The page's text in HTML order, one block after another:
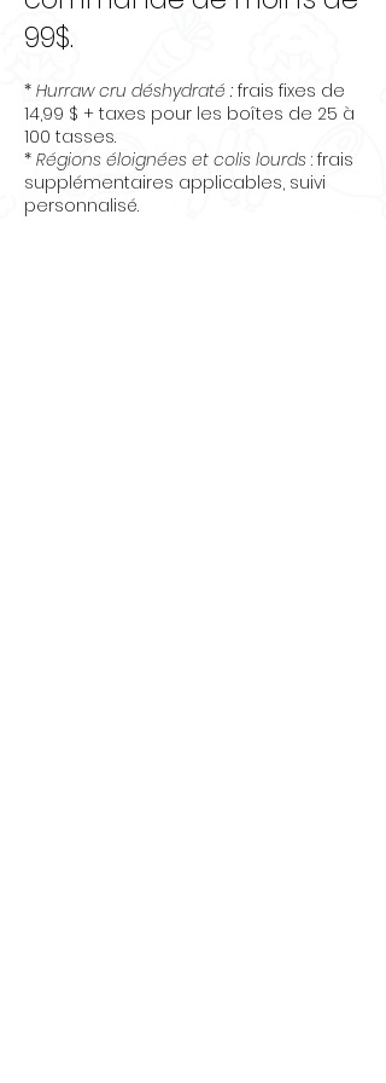
mononitrate, supplément de
biotine.
Feed Control Officials
(AAFCO) pour le chien adulte.
l’AAFCO fourni dans la galerie
photos)
99$.
* Hurraw cru déshydraté : frais fixes de
14,99 $ + taxes pour les boîtes de 25 à
100 tasses.
* Régions éloignées et colis lourds : frais
supplémentaires applicables, suivi
personnalisé.